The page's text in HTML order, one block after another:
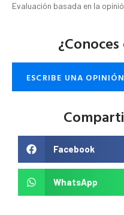
Evaluación basada en la
ESCRIBE UNA OPINIÓN
Facebook
WhatsApp